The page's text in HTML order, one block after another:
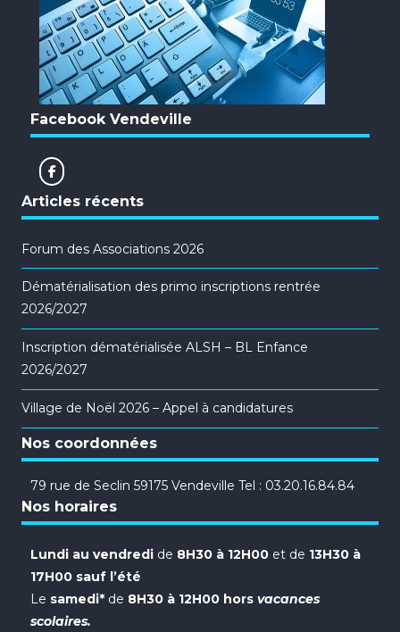
Facebook Vendeville
Articles récents
Forum des Associations 2026
Dématérialisation des primo inscriptions rentrée
2026/2027
Inscription dématérialisée ALSH – BL Enfance
2026/2027
Village de Noël 2026 – Appel à candidatures
Nos coordonnées
79 rue de Seclin 59175 Vendeville Tel : 03.20.16.84.84
Nos horaires
Lundi au vendredi de 8H30 à 12H00 et de 13H30 à
17H00 sauf l’été
Le samedi* de 8H30 à 12H00 hors vacances
scolaires.